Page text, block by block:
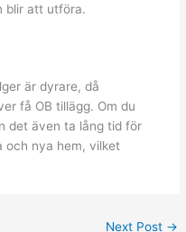
blir att utföra.
är dyrare, då
få OB tillägg. Om du
det även ta lång tid för
och nya hem, vilket
Next Post →